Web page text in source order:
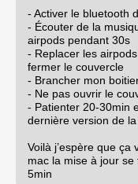
- Activer le bluetooth
- Écouter de la
airpods pendant 30s
- Replacer les
fermer le couvercle
- Brancher mon
- Ne pas ouvrir le
- Patienter 20-30min
dernière version de
Voilà j’espère que ça
mac la mise à jour
5min